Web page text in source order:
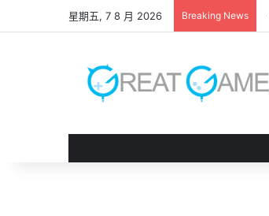
星期五, 7 8 月 2026 Breaking News